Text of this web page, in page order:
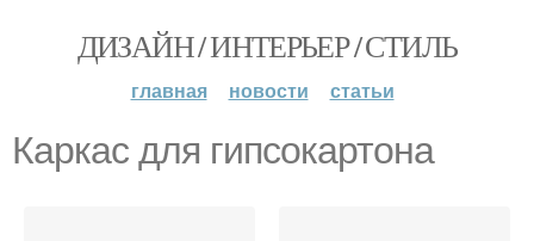
ДИЗАЙН / ИНТЕРЬЕР / СТИЛЬ
главная новости статьи
Каркас для гипсокартона